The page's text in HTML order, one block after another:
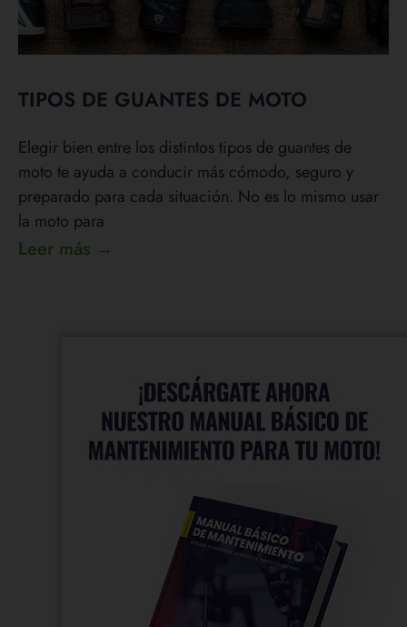
TIPOS DE GUANTES DE MOTO
Elegir bien entre los distintos tipos de guantes de
moto te ayuda a conducir más cómodo, seguro y
preparado para cada situación. No es lo mismo usar
la moto para
Leer más →